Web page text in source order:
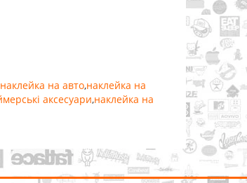
наклейка на авто,наклейка на
аксесуари,наклейка на